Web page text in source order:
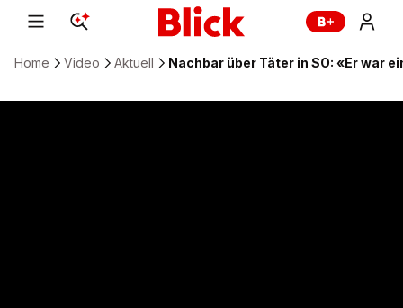
Home Video Aktuell Nachbar über Täter in SO: «Er war